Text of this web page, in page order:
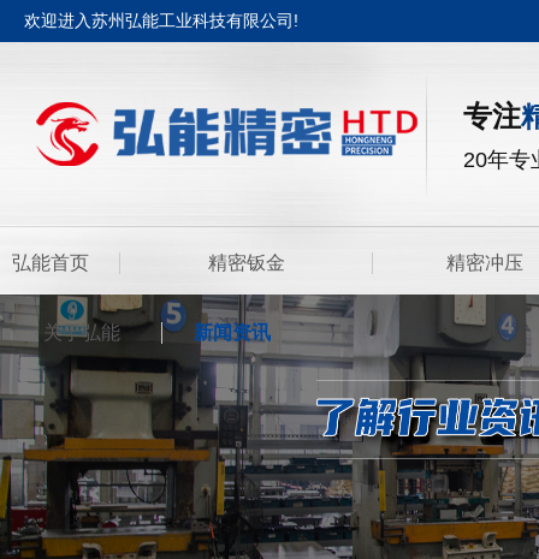
欢迎进入苏州弘能工业科技有限公司!
专注
20年专
弘能首页 精密钣金 精密冲压
关于弘能 新闻资讯